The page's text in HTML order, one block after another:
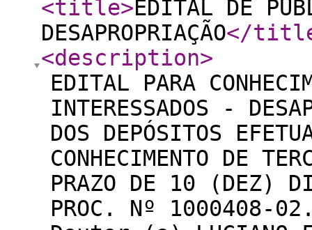
<title>EDITAL DE
DESAPROPRIAÇÃO</
<description>
EDITAL PARA
INTERESSADOS -
DOS DEPÓSITOS
CONHECIMENTO DE
PRAZO DE 10 (DEZ)
PROC. Nº